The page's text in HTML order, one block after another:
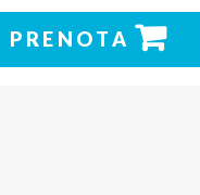
PRENOTA